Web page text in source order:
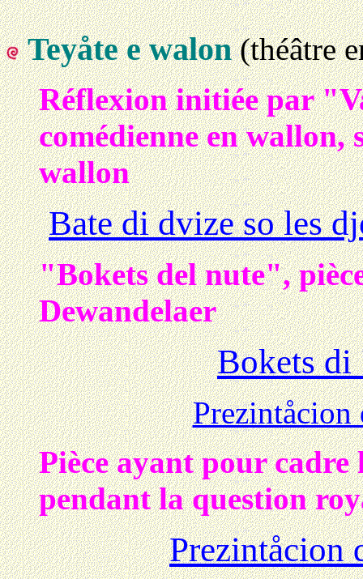
Teyåte e walon (théâtre
Réflexion initiée par
comédienne en wallon,
wallon
Bate di dvize so les
"Bokets del nute",
Dewandelaer
Bokets di
Prezintåcion
Pièce ayant pour
pendant la question
Prezintåcion